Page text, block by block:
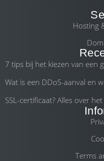
Hosting
7 tips bij het kiezen van een
Wat is een DDoS-aanval en
SSL-certificaat? Alles over
Terms